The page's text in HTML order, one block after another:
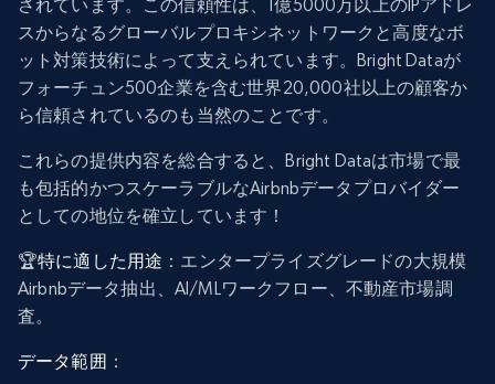
されています。この信頼性は、1億5000万以上のIPアドレ
スからなるグローバルプロキシネットワークと高度なボ
ット対策技術によって支えられています。Bright Dataが
フォーチュン500企業を含む世界20,000社以上の顧客か
ら信頼されているのも当然のことです。
これらの提供内容を総合すると、Bright Dataは市場で最
も包括的かつスケーラブルなAirbnbデータプロバイダー
としての地位を確立しています！
🏆特に適した用途 ：エンタープライズグレードの大規模
Airbnbデータ抽出、AI/MLワークフロー、不動産市場調
査。
データ範囲 ：